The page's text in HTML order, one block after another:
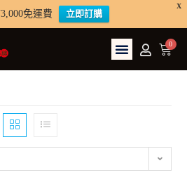
X
免運費 立即訂購